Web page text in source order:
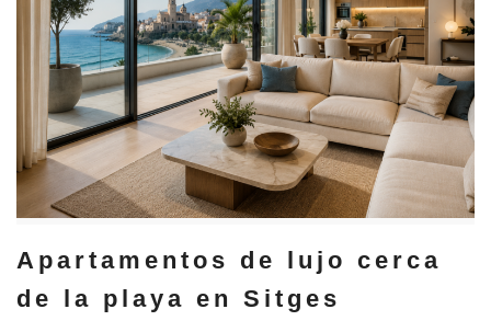
Apartamentos de lujo cerca
de la playa en Sitges